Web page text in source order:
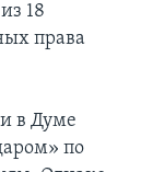
18
права
в Думе
по